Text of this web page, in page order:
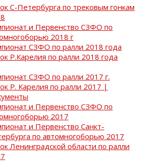
С-Петербурга по трековым гонкам
и Первенство СЗФО по
2018 г
СЗФО по ралли 2018 года
Р.Карелия по ралли 2018 года
СЗФО по ралли 2017 г.
Р. Карелия по ралли 2017 |
и Первенство СЗФО по
2017
и Первенство Санкт-
по автомногоборью 2017
Ленинградской области по ралли